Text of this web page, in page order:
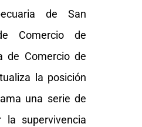
de San
Comercio de
de Comercio de
la posición
una serie de
la supervivencia